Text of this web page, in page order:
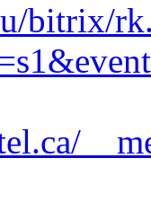
bitrix/